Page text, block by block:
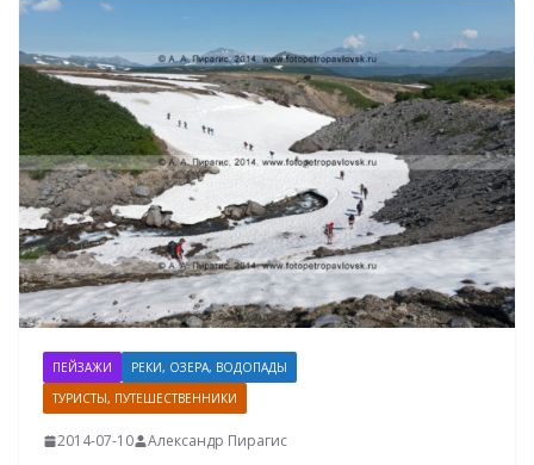
ПЕЙЗАЖИ
РЕКИ, ОЗЕРА, ВОДОПАДЫ
ТУРИСТЫ, ПУТЕШЕСТВЕННИКИ
2014-07-10 Александр Пирагис